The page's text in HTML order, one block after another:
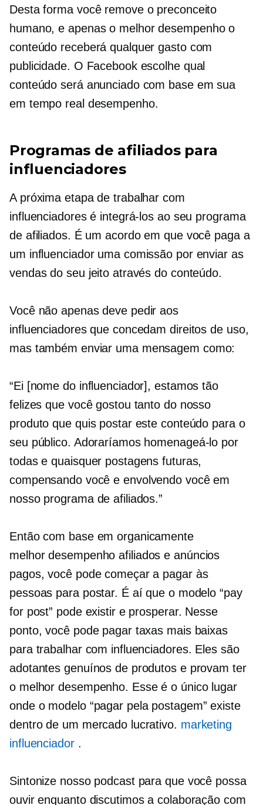
Desta forma você remove o preconceito
humano, e apenas o melhor desempenhoo
conteúdo receberá qualquer gasto com
publicidade. O Facebook escolhe qual
conteúdo será anunciado com base em sua
em tempo real desempenho.
Programas de afiliados para
influenciadores
A próxima etapa de trabalhar com
influenciadores é integrá-los ao seu programa
de afiliados. É um acordo em que você paga a
um influenciador uma comissão por enviar as
vendas do seu jeito através do conteúdo.
Você não apenas deve pedir aos
influenciadores que concedam direitos de uso,
mas também enviar uma mensagem como:
“Ei [nome do influenciador], estamos tão
felizes que você gostou tanto do nosso
produto que quis postar este conteúdo para o
seu público. Adoraríamos homenageá-lo por
todas e quaisquer postagens futuras,
compensando você e envolvendo você em
nosso programa de afiliados.”
Então com base em organicamente
melhor desempenho afiliados e anúncios
pagos, você pode começar a pagar às
pessoas para postar. É aí que o modelo “pay
for post” pode existir e prosperar. Nesse
ponto, você pode pagar taxas mais baixas
para trabalhar com influenciadores. Eles são
adotantes genuínos de produtos e provam ter
o melhor desempenho. Esse é o único lugar
onde o modelo “pagar pela postagem” existe
dentro de um mercado lucrativo. marketing
influenciador.
Sintonize nosso podcast para que você possa
ouvir enquanto discutimos a colaboração com